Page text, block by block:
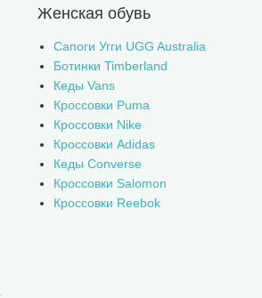
Женская обувь
Сапоги Угги UGG Australia
Ботинки Timberland
Кеды Vans
Кроссовки Puma
Кроссовки Nike
Кроссовки Adidas
Кеды Converse
Кроссовки Salomon
Кроссовки Reebok